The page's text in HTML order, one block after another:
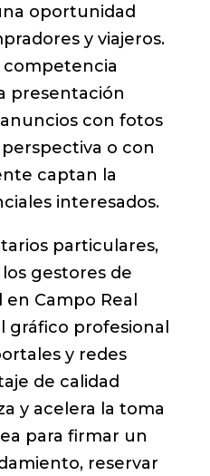
oportunidad
y viajeros.
competencia
presentación
con fotos
o con
captan la
interesados.
particulares,
gestores de
Campo Real
profesional
y redes
de calidad
y acelera la toma
para firmar un
reservar